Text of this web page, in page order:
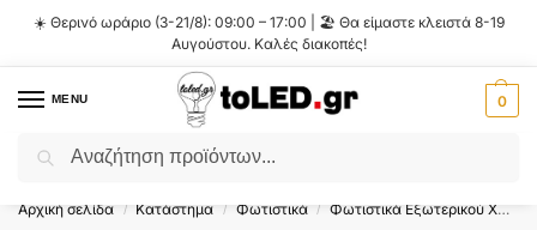
☀️ Θερινό ωράριο (3-21/8): 09:00 – 17:00 | 🏖️ Θα είμαστε κλειστά 8-19
Αυγούστου. Καλές διακοπές!
MENU 0
Flash Sale ⚡ 10% Έκπτωση με τον κωδικό
Αρχική σελίδα / Κατάστημα / Φωτιστικά / Φωτιστικά Εξωτερικού Χώρου